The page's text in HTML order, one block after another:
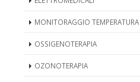
MONITORAGGIO TEMPERATURA
OSSIGENOTERAPIA
OZONOTERAPIA